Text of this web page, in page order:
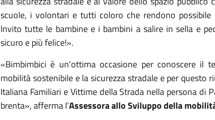
scuole, i volontari e tutti coloro che rendono possibile
Invito tutte le bambine e i bambini a salire in sella e
sicuro e più felice!».
«Bimbimbici è un'ottima occasione per conoscere il
mobilità sostenibile e la sicurezza stradale e per questo
Italiana Familiari e Vittime della Strada nella persona di
brenta», afferma l’Assessora allo Sviluppo della